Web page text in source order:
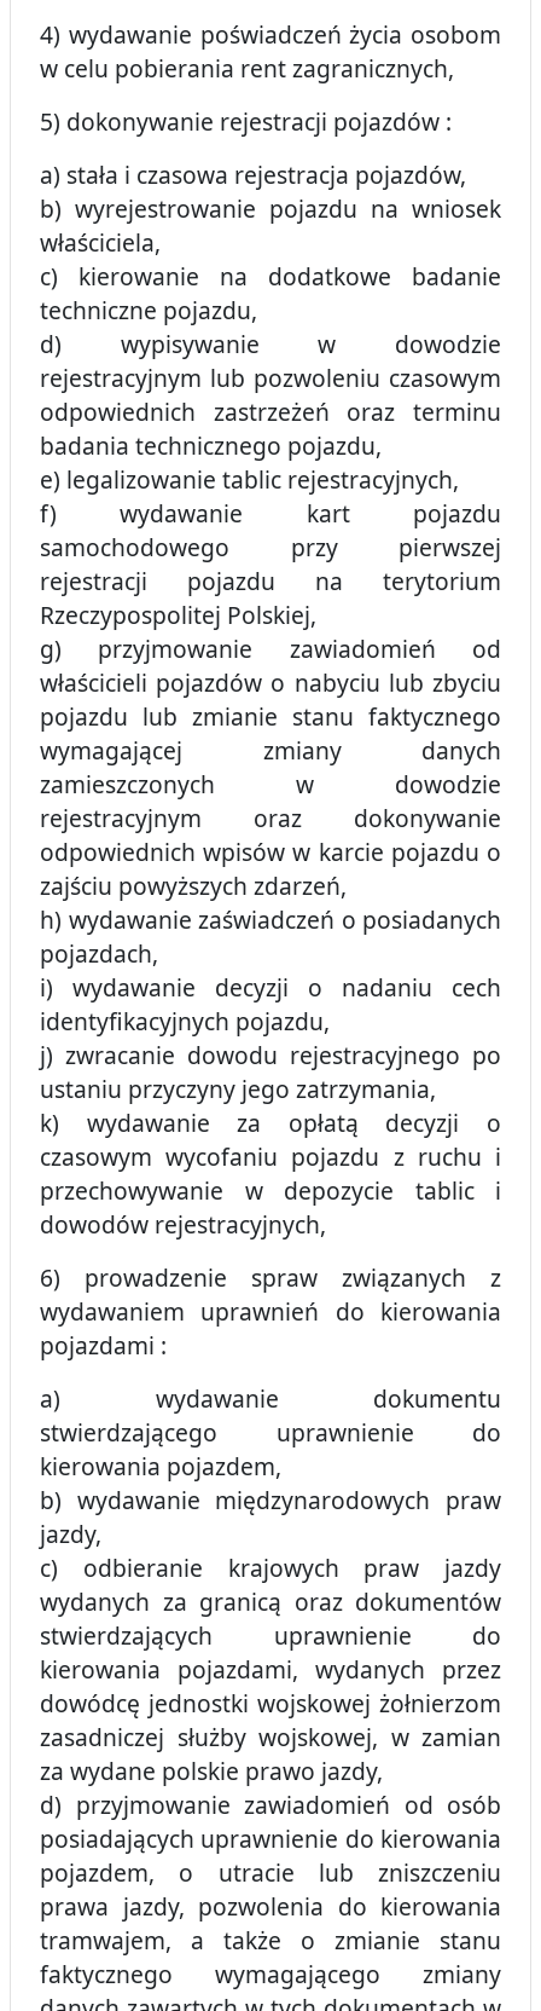
4) wydawanie poświadczeń życia osobom
w celu pobierania rent zagranicznych,
5) dokonywanie rejestracji pojazdów :
a) stała i czasowa rejestracja pojazdów,
b) wyrejestrowanie pojazdu na wniosek
właściciela,
c) kierowanie na dodatkowe badanie
techniczne pojazdu,
d) wypisywanie w dowodzie
rejestracyjnym lub pozwoleniu czasowym
odpowiednich zastrzeżeń oraz terminu
badania technicznego pojazdu,
e) legalizowanie tablic rejestracyjnych,
f) wydawanie kart pojazdu
samochodowego przy pierwszej
rejestracji pojazdu na terytorium
Rzeczypospolitej Polskiej,
g) przyjmowanie zawiadomień od
właścicieli pojazdów o nabyciu lub zbyciu
pojazdu lub zmianie stanu faktycznego
wymagającej zmiany danych
zamieszczonych w dowodzie
rejestracyjnym oraz dokonywanie
odpowiednich wpisów w karcie pojazdu o
zajściu powyższych zdarzeń,
h) wydawanie zaświadczeń o posiadanych
pojazdach,
i) wydawanie decyzji o nadaniu cech
identyfikacyjnych pojazdu,
j) zwracanie dowodu rejestracyjnego po
ustaniu przyczyny jego zatrzymania,
k) wydawanie za opłatą decyzji o
czasowym wycofaniu pojazdu z ruchu i
przechowywanie w depozycie tablic i
dowodów rejestracyjnych,
6) prowadzenie spraw związanych z
wydawaniem uprawnień do kierowania
pojazdami :
a) wydawanie dokumentu
stwierdzającego uprawnienie do
kierowania pojazdem,
b) wydawanie międzynarodowych praw
jazdy,
c) odbieranie krajowych praw jazdy
wydanych za granicą oraz dokumentów
stwierdzających uprawnienie do
kierowania pojazdami, wydanych przez
dowódcę jednostki wojskowej żołnierzom
zasadniczej służby wojskowej, w zamian
za wydane polskie prawo jazdy,
d) przyjmowanie zawiadomień od osób
posiadających uprawnienie do kierowania
pojazdem, o utracie lub zniszczeniu
prawa jazdy, pozwolenia do kierowania
tramwajem, a także o zmianie stanu
faktycznego wymagającego zmiany